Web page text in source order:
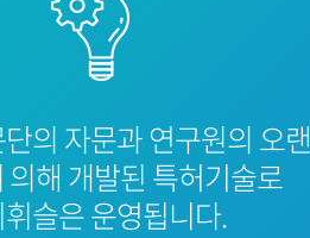
의 자문과 연구원의 오랜
해 개발된 특허기술로
슬은 운영됩니다.